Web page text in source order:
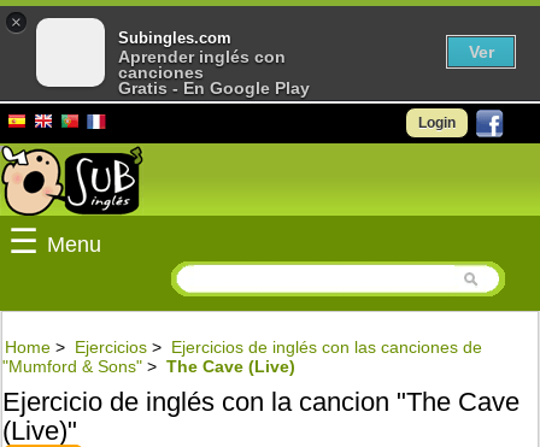
Login
☰ Menu
Home > Ejercicios > Ejercicios de inglés con las canciones de
"Mumford & Sons" > The Cave (Live)
Ejercicio de inglés con la cancion "The Cave
(Live)"
×
Subingles.com
Aprender inglés con
canciones
Gratis - En Google Play
Ver